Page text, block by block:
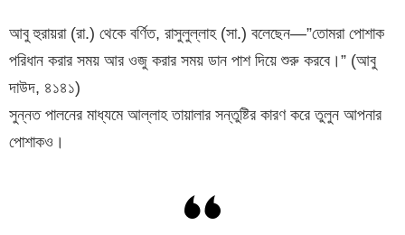
আবু হুরায়রা (রা.) থেকে বর্ণিত, রাসুলুল্লাহ (সা.) বলেছেন—”তোমরা পোশাক
পরিধান করার সময় আর ওজু করার সময় ডান পাশ দিয়ে শুরু করবে।” (আবু
দাউদ, ৪১৪১)
সুন্নত পালনের মাধ্যমে আল্লাহ তায়ালার সন্তুষ্টির কারণ করে তুলুন আপনার
পোশাকও।